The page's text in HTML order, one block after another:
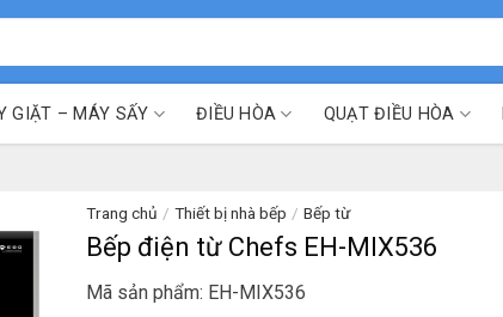
GIẶT – MÁY SẤY ĐIỀU HÒA QUẠT ĐIỀU HÒA
Trang chủ / Thiết bị nhà bếp / Bếp từ
Bếp điện từ Chefs EH-MIX536
Mã sản phẩm: EH-MIX536